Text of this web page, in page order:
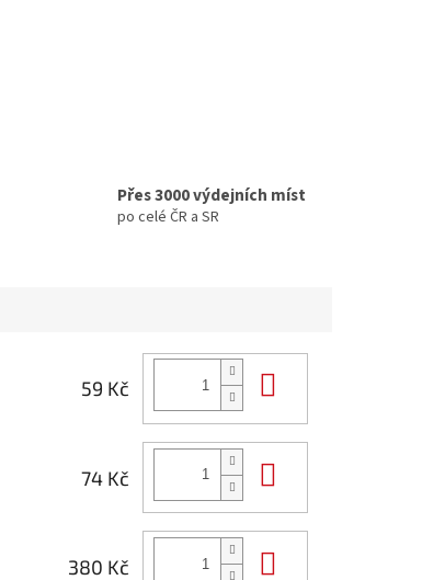
Přes 3000 výdejních míst
po celé ČR a SR
59 Kč
74 Kč
380 Kč